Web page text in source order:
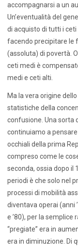
accompagnarsi a un
Un’eventualità del
di acquisto di tutti i
facendo precipitare le
(assoluta) di povertà.
ceti medi è
medi e ceti alti.
Ma la vera origine
statistiche della
confusione. Una sorta
continuiamo a
occhiali della prima
compreso come le
seconda, ossia dopo il
periodi è che solo nel
processi di mobilità
diventava operai (anni
e ’80), per la semplice
“pregiate” era in
era in diminuzione. Di